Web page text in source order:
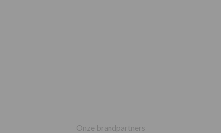
Onze brandpartners